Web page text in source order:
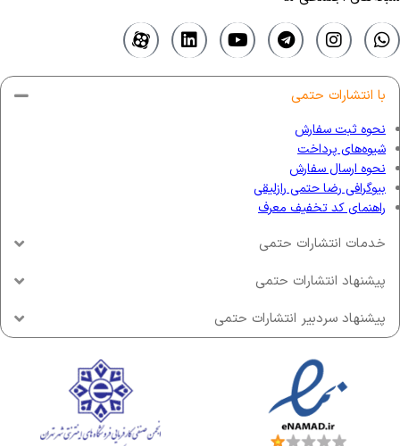
با انتشارات حتمی
نحوه ثبت سفارش
شیوه‌های پرداخت
نحوه ارسال سفارش
بیوگرافی رضا حتمی رازلیقی
راهنمای کد تخفیف معرف
خدمات انتشارات حتمی
پیشنهاد انتشارات حتمی
پیشنهاد سردبیر انتشارات حتمی